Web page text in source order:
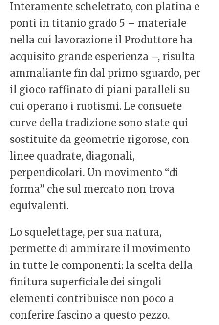
Interamente scheletrato, con platina e
ponti in titanio grado 5 – materiale
nella cui lavorazione il Produttore ha
acquisito grande esperienza –, risulta
ammaliante fin dal primo sguardo, per
il gioco raffinato di piani paralleli su
cui operano i ruotismi. Le consuete
curve della tradizione sono state qui
sostituite da geometrie rigorose, con
linee quadrate, diagonali,
perpendicolari. Un movimento “di
forma” che sul mercato non trova
equivalenti.
Lo squelettage, per sua natura,
permette di ammirare il movimento
in tutte le componenti: la scelta della
finitura superficiale dei singoli
elementi contribuisce non poco a
conferire fascino a questo pezzo.